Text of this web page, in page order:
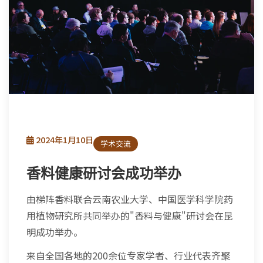
2024年1月10日 学术交流
香料健康研讨会成功举办
由梯阵香料联合云南农业大学、中国医学科学院药
用植物研究所共同举办的"香料与健康"研讨会在昆
明成功举办。
来自全国各地的200余位专家学者、行业代表齐聚